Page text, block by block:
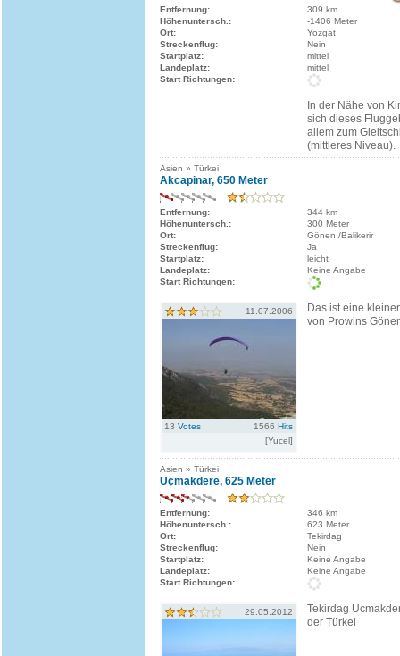
Entfernung:
309 km
Höhenuntersch.:
-1406 Meter
Ort:
Yozgat
Streckenflug:
Nein
Startplatz:
mittel
Landeplatz:
mittel
Start Richtungen:
In der Nähe von
sich dieses
allem zum
(mittleres Niveau).
Asien » Türkei
Akcapinar, 650 Meter
Entfernung:
344 km
Höhenuntersch.:
300 Meter
Ort:
Gönen /Balikerir
Streckenflug:
Ja
Startplatz:
leicht
Landeplatz:
Keine Angabe
Start Richtungen:
11.07.2006
13 Votes 1566 Hits
[Yucel]
Das ist eine
von Prowins
Asien » Türkei
Uçmakdere, 625 Meter
Entfernung:
346 km
Höhenuntersch.:
623 Meter
Ort:
Tekirdag
Streckenflug:
Nein
Startplatz:
Keine Angabe
Landeplatz:
Keine Angabe
Start Richtungen:
29.05.2012
Tekirdag
der Türkei